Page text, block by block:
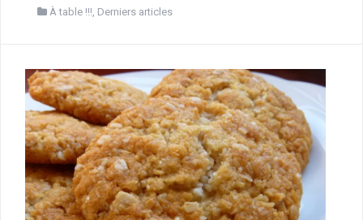
À table !!!, Derniers articles